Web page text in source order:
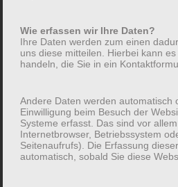
Wie erfassen wir Ihre Daten?
Ihre Daten werden zum einen
uns diese mitteilen. Hierbei kann
handeln, die Sie in ein
Andere Daten werden automatisch
Einwilligung beim Besuch der
Systeme erfasst. Das sind vor
Internetbrowser, Betriebssystem
Seitenaufrufs). Die Erfassung
automatisch, sobald Sie diese